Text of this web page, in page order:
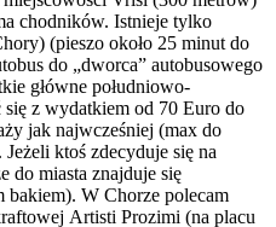
chodników. Istnieje tylko
(pieszo około 25 minut do
do „dworca” autobusowego
główne południowo-
się z wydatkiem od 70 Euro do
jak najwcześniej (max do
ktoś zdecyduje się na
do miasta znajduje się
bakiem). W Chorze polecam
Αrtisti Prozimi (na placu